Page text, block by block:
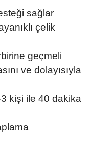
sağlar
çelik
geçmeli
ve dolayısıyla
kişi ile 40 dakika